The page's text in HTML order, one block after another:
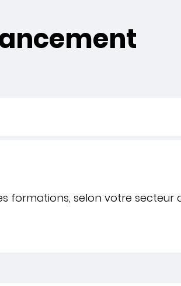
formations, selon votre secteur